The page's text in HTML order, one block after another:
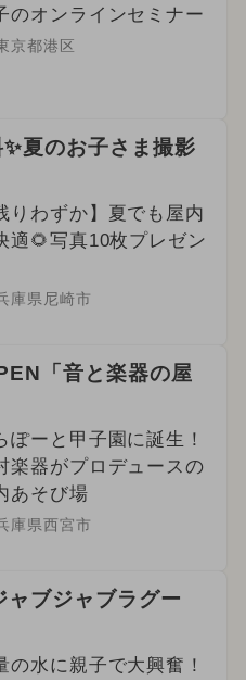
のオンラインセミナー
京都港区
夏のお子さま撮影
りわずか】夏でも屋内
適🌻写真10枚プレゼン
庫県尼崎市
「音と楽器の屋
ぽーと甲子園に誕生！
楽器がプロデュースの
あそび場
庫県西宮市
ャブジャブラグー
の水に親子で大興奮！